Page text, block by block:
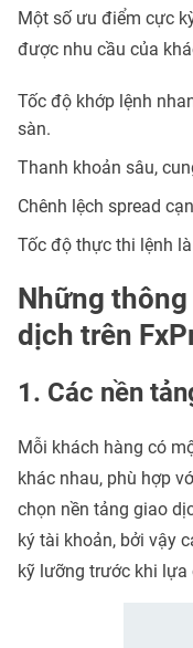
Một số ưu điểm cực
được nhu cầu của
Tốc độ khớp lệnh
sàn.
Thanh khoản sâu,
Chênh lệch spread
Tốc độ thực thi lệnh
Những
dịch trên
1. Các nền
Mỗi khách hàng có
khác nhau, phù hợp
chọn nền tảng giao
ký tài khoản, bởi vậy
kỹ lưỡng trước khi lựa